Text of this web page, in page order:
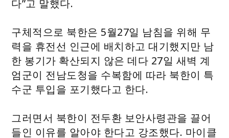
다”고 말했다.
구체적으로 북한은 5월27일 남침을 위해 무
력을 휴전선 인근에 배치하고 대기했지만 남
한 봉기가 확산되지 않은 데다 27일 새벽 계
엄군이 전남도청을 수복함에 따라 북한이 특
수군 투입을 포기했다고 한다.
그러면서 북한이 전두환 보안사령관을 끌어
들인 이유를 알아야 한다고 강조했다. 마이클